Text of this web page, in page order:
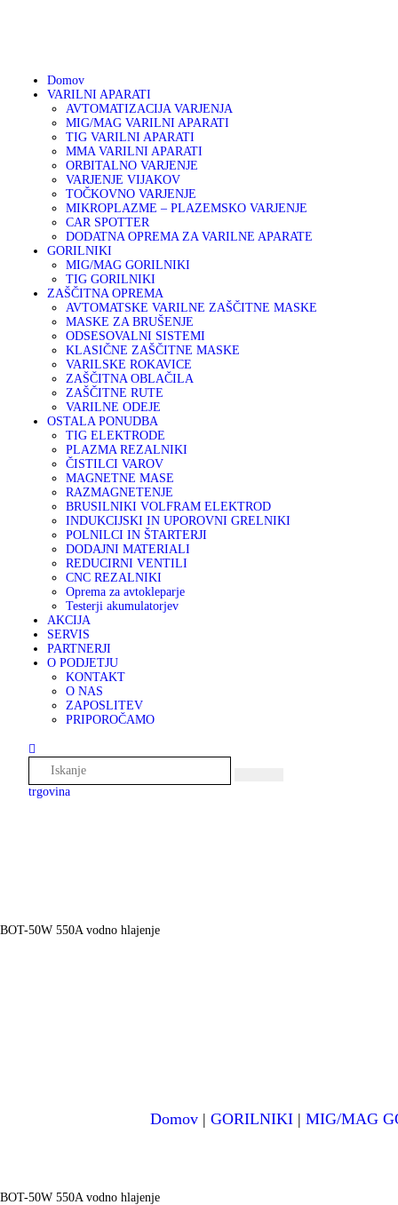
Domov
VARILNI APARATI
AVTOMATIZACIJA VARJENJA
MIG/MAG VARILNI APARATI
TIG VARILNI APARATI
MMA VARILNI APARATI
ORBITALNO VARJENJE
VARJENJE VIJAKOV
TOČKOVNO VARJENJE
MIKROPLAZME – PLAZEMSKO VARJENJE
CAR SPOTTER
DODATNA OPREMA ZA VARILNE APARATE
GORILNIKI
MIG/MAG GORILNIKI
TIG GORILNIKI
ZAŠČITNA OPREMA
AVTOMATSKE VARILNE ZAŠČITNE MASKE
MASKE ZA BRUŠENJE
ODSESOVALNI SISTEMI
KLASIČNE ZAŠČITNE MASKE
VARILSKE ROKAVICE
ZAŠČITNA OBLAČILA
ZAŠČITNE RUTE
VARILNE ODEJE
OSTALA PONUDBA
TIG ELEKTRODE
PLAZMA REZALNIKI
ČISTILCI VAROV
MAGNETNE MASE
RAZMAGNETENJE
BRUSILNIKI VOLFRAM ELEKTROD
INDUKCIJSKI IN UPOROVNI GRELNIKI
POLNILCI IN ŠTARTERJI
DODAJNI MATERIALI
REDUCIRNI VENTILI
CNC REZALNIKI
Oprema za avtokleparje
Testerji akumulatorjev
AKCIJA
SERVIS
PARTNERJI
O PODJETJU
KONTAKT
O NAS
ZAPOSLITEV
PRIPOROČAMO
trgovina
BOT-50W 550A vodno hlajenje
GORILNIKI
ZAŠČITNA OPREMA
OSTALA PONUDBA
AKCIJA
SERVIS
PARTNERJI
O PODJETJU
Domov| GORILNIKI| MIG/MAG
BOT-50W 550A vodno hlajenje